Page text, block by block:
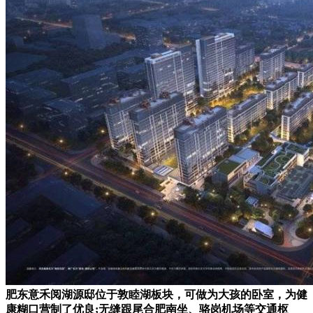
肥东意禾阅湖源邸位于敦睦湖板块，可做为大孩的卧室，为健
康糊口营制了优良;无缝跟尾合肥南坐、骆岗机场等交通枢